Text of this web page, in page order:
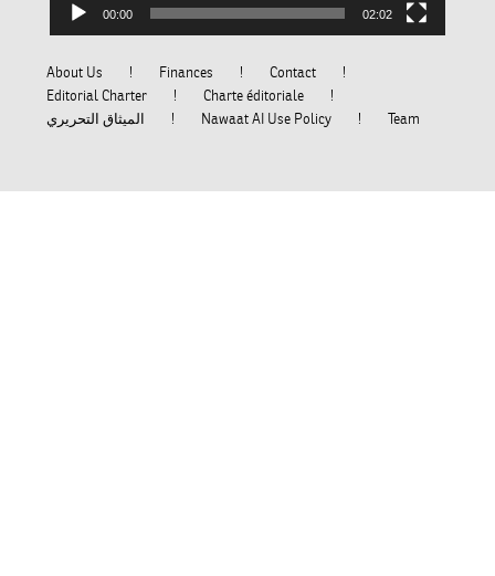
00:00 02:02
About Us Finances
Contact
Editorial Charter
Charte éditoriale
الميثاق التحريري
Nawaat AI Use Policy Team